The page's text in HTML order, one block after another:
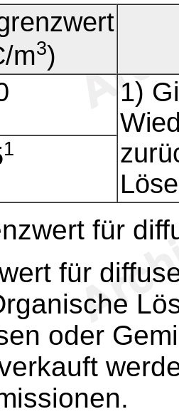
m3)
1)
1
für
für
oder